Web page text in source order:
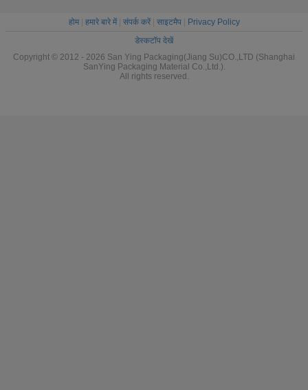
होम| हमारे बारे में| संपर्क करें| साइटमैप|
Privacy Policy
डेस्कटॉप देखें
Copyright © 2012 - 2026 San Ying Packaging(Jiang Su)CO.,LTD (Shanghai
SanYing Packaging Material Co.,Ltd.).
All rights reserved.